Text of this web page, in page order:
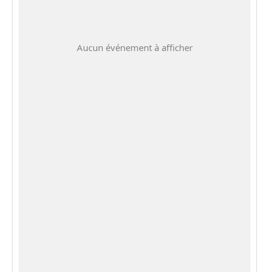
Aucun événement à afficher